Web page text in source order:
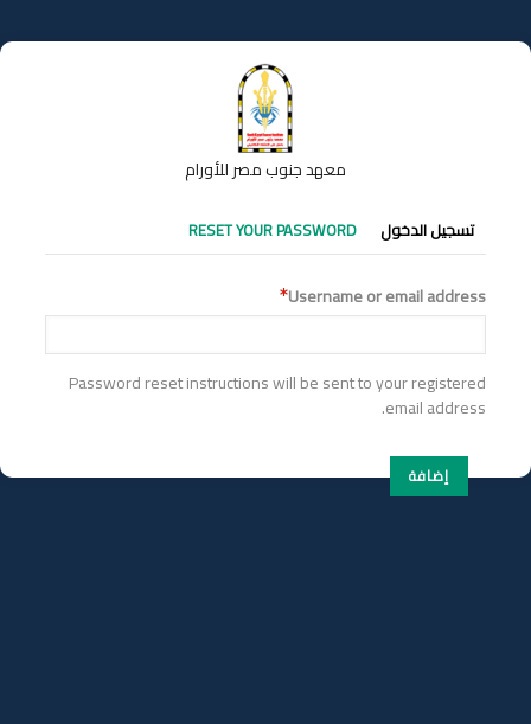
إلى
المحتوى
معهد جنوب مصر للأورام
التبويبات
الأساسية
تسجيل الدخول RESET YOUR PASSWORD
Username or email address
Password reset instructions will be sent to your registered
email address.